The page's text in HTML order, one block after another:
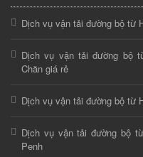
Dịch vụ vận tải đường bộ từ
Dịch vụ vận tải đường bộ
Chăn giá rẻ
Dịch vụ vận tải đường bộ từ
Dịch vụ vận tải đường bộ
Penh